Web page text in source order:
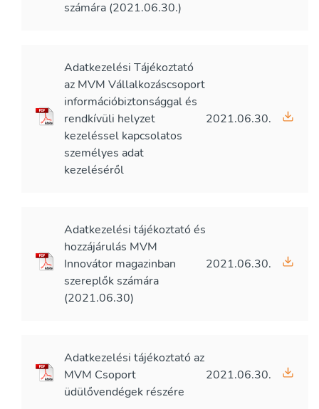
számára (2021.06.30.)
Adatkezelési Tájékoztató
az MVM Vállalkozáscsoport
információbiztonsággal és
rendkívüli helyzet
kezeléssel kapcsolatos
személyes adat
kezeléséről
2021.06.30.
Adatkezelési tájékoztató és
hozzájárulás MVM
Innovátor magazinban
szereplők számára
(2021.06.30)
2021.06.30.
Adatkezelési tájékoztató az
MVM Csoport
üdülővendégek részére
2021.06.30.